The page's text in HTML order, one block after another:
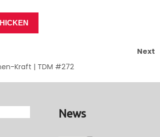
Kraft | TDM #272
Next
News